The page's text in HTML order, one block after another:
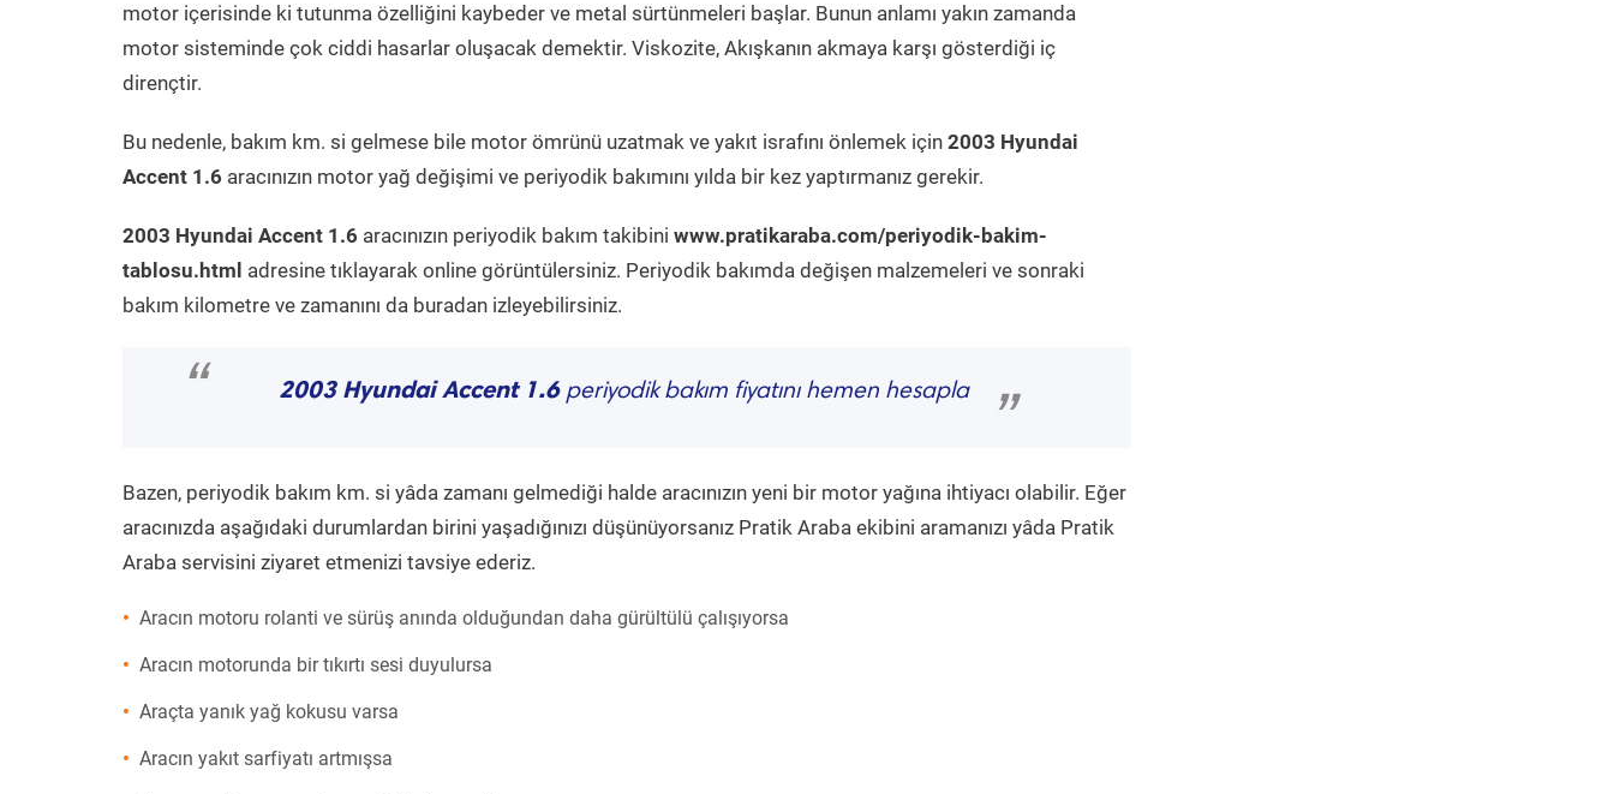
motor içerisinde ki tutunma özelliğini kaybeder ve metal sürtünmeleri başlar. Bunun anlamı yakın zamanda
motor sisteminde çok ciddi hasarlar oluşacak demektir. Viskozite, Akışkanın akmaya karşı gösterdiği iç
dirençtir.
Bu nedenle, bakım km. si gelmese bile motor ömrünü uzatmak ve yakıt israfını önlemek için 2003 Hyundai
Accent 1.6 aracınızın motor yağ değişimi ve periyodik bakımını yılda bir kez yaptırmanız gerekir.
2003 Hyundai Accent 1.6 aracınızın periyodik bakım takibini www.pratikaraba.com/periyodik-bakim-
tablosu.html adresine tıklayarak online görüntülersiniz. Periyodik bakımda değişen malzemeleri ve sonraki
bakım kilometre ve zamanını da buradan izleyebilirsiniz.
“ 2003 Hyundai Accent 1.6periyodik bakım fiyatını hemen hesapla
”
Bazen, periyodik bakım km. si yâda zamanı gelmediği halde aracınızın yeni bir motor yağına ihtiyacı olabilir. Eğer
aracınızda aşağıdaki durumlardan birini yaşadığınızı düşünüyorsanız Pratik Araba ekibini aramanızı yâda Pratik
Araba servisini ziyaret etmenizi tavsiye ederiz.
Aracın motoru rolanti ve sürüş anında olduğundan daha gürültülü çalışıyorsa
Aracın motorunda bir tıkırtı sesi duyulursa
Araçta yanık yağ kokusu varsa
Aracın yakıt sarfiyatı artmışsa